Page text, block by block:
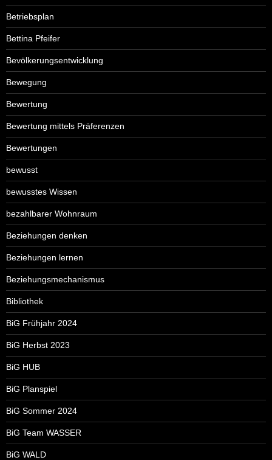
Betriebsplan
Bettina Pfeifer
Bevölkerungsentwicklung
Bewegung
Bewertung
Bewertung mittels Präferenzen
Bewertungen
bewusst
bewusstes Wissen
bezahlbarer Wohnraum
Beziehungen denken
Beziehungen lernen
Beziehungsmechanismus
Bibliothek
BiG Frühjahr 2024
BiG Herbst 2023
BiG HUB
BiG Planspiel
BiG Sommer 2024
BiG Team WASSER
BiG WALD